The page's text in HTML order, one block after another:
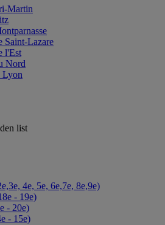
Martin
Saint-Lazare
l'Est
Nord
Lyon
list
4e, 5e, 6e,7e, 8e,9e)
- 19e)
- 20e)
- 15e)